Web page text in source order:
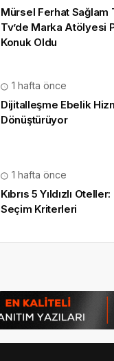
Mürsel Ferhat Sağlam
Tv’de Marka Atölyesi
Konuk Oldu
1 hafta önce
Dijitalleşme Ebelik
Dönüştürüyor
1 hafta önce
Kıbrıs 5 Yıldızlı
Seçim Kriterleri